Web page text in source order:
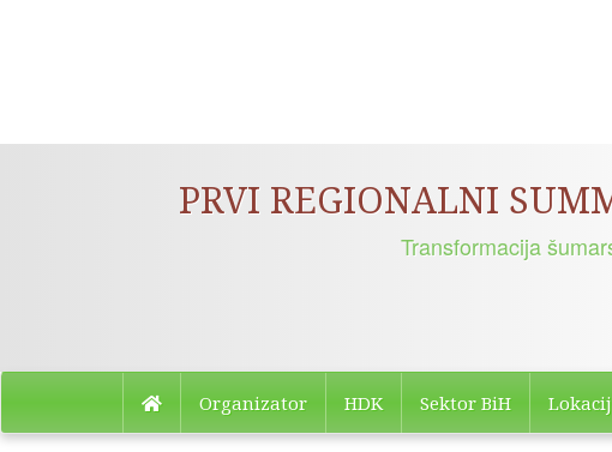
PRVI REGIONALNI
Transformacija
Organizator HDK Sektor BiH